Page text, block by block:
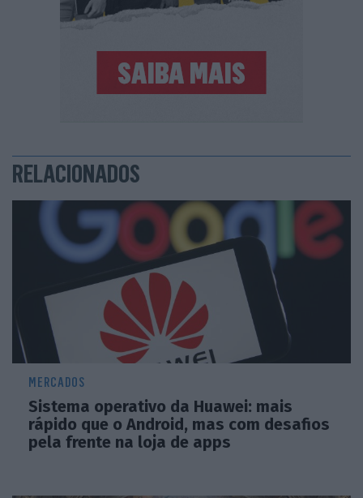
RELACIONADOS
MERCADOS
Sistema operativo da Huawei: mais
rápido que o Android, mas com desafios
pela frente na loja de apps